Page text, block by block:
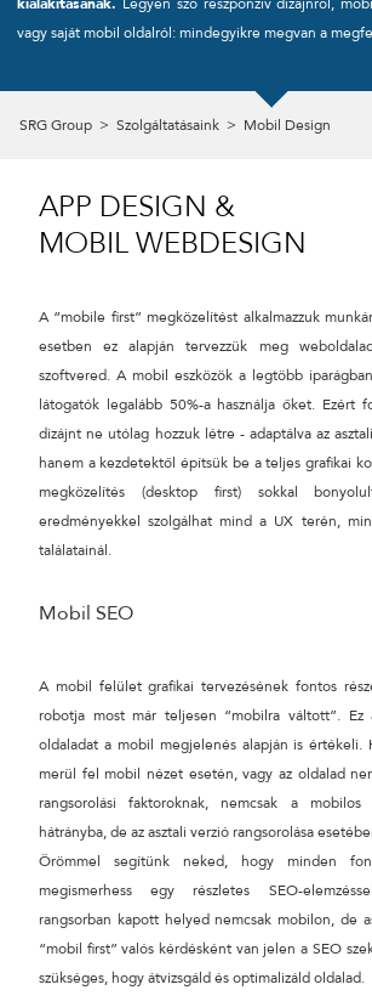
CÉGNÉV
TELEFONSZÁM
ÜZENET
24 ÓRÁN BELÜL FELVESSZÜK VELED A
vagy saját mobil oldalról: mindegyikre megvan a
SRG Group > Szolgáltatásaink > Mobil Design
APP DESIGN &
MOBIL WEBDESIGN
A “mobile first” megközelítést alkalmazzuk
esetben ez alapján tervezzük meg
szoftvered. A mobil eszközök a legtöbb
látogatók legalább 50%-a használja őket. Ezért
dizájnt ne utólag hozzuk létre - adaptálva az
hanem a kezdetektől építsük be a teljes grafikai
megközelítés (desktop first) sokkal
eredményekkel szolgálhat mind a UX terén,
találatainál.
Mobil SEO
A mobil felület grafikai tervezésének fontos
robotja most már teljesen “mobilra váltott”.
oldaladat a mobil megjelenés alapján is értékeli.
merül fel mobil nézet esetén, vagy az oldalad
rangsorolási faktoroknak, nemcsak a mobilos
hátrányba, de az asztali verzió rangsorolása
Örömmel segítünk neked, hogy minden
megismerhess egy részletes SEO-
rangsorban kapott helyed nemcsak mobilon, de
“mobil first” valós kérdésként van jelen a SEO
szükséges, hogy átvizsgáld és optimalizáld oldalad.